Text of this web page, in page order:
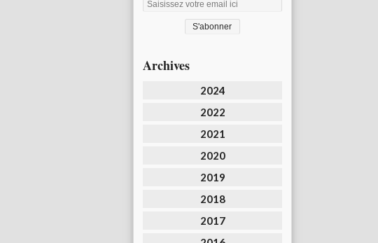
Archives
2024
2022
2021
2020
2019
2018
2017